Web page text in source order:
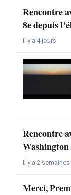
Rencontre
8e depuis
Il y a 4 jours
Rencontre
Washington
Il y a 2 semaines
Merci,